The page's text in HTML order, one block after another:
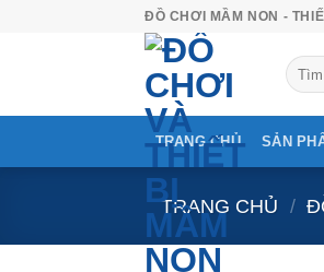
ĐỒ CHƠI MẦM NON -
Tìm
kiếm:
TRANG CHỦ SẢN
TRANG CHỦ /